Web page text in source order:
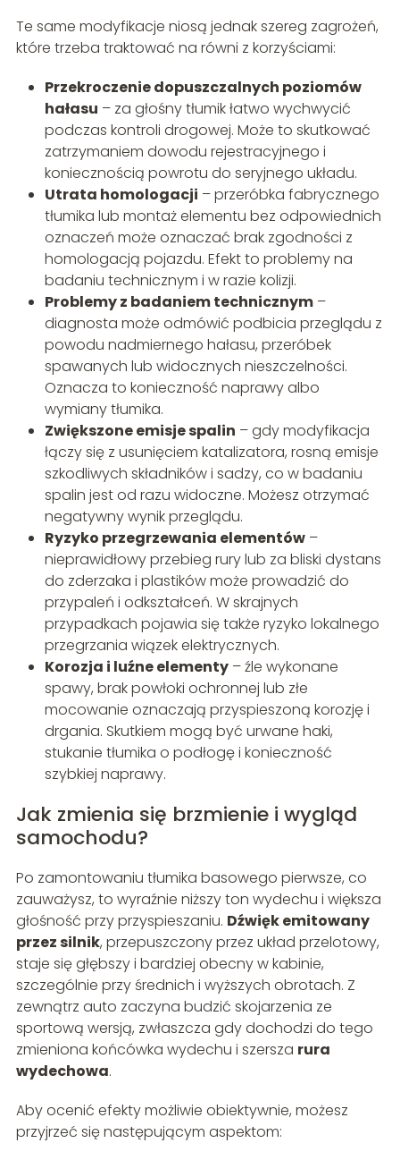
Te same modyfikacje niosą jednak szereg zagrożeń,
które trzeba traktować na równi z korzyściami:
Przekroczenie dopuszczalnych poziomów
hałasu – za głośny tłumik łatwo wychwycić
podczas kontroli drogowej. Może to skutkować
zatrzymaniem dowodu rejestracyjnego i
koniecznością powrotu do seryjnego układu.
Utrata homologacji – przeróbka fabrycznego
tłumika lub montaż elementu bez odpowiednich
oznaczeń może oznaczać brak zgodności z
homologacją pojazdu. Efekt to problemy na
badaniu technicznym i w razie kolizji.
Problemy z badaniem technicznym–
diagnosta może odmówić podbicia przeglądu z
powodu nadmiernego hałasu, przeróbek
spawanych lub widocznych nieszczelności.
Oznacza to konieczność naprawy albo
wymiany tłumika.
Zwiększone emisje spalin – gdy modyfikacja
łączy się z usunięciem katalizatora, rosną emisje
szkodliwych składników i sadzy, co w badaniu
spalin jest od razu widoczne. Możesz otrzymać
negatywny wynik przeglądu.
Ryzyko przegrzewania elementów–
nieprawidłowy przebieg rury lub za bliski dystans
do zderzaka i plastików może prowadzić do
przypaleń i odkształceń. W skrajnych
przypadkach pojawia się także ryzyko lokalnego
przegrzania wiązek elektrycznych.
Korozja i luźne elementy– źle wykonane
spawy, brak powłoki ochronnej lub złe
mocowanie oznaczają przyspieszoną korozję i
drgania. Skutkiem mogą być urwane haki,
stukanie tłumika o podłogę i konieczność
szybkiej naprawy.
Jak zmienia się brzmienie i wygląd
samochodu?
Po zamontowaniu tłumika basowego pierwsze, co
zauważysz, to wyraźnie niższy ton wydechu i większa
głośność przy przyspieszaniu. Dźwięk emitowany
przez silnik, przepuszczony przez układ przelotowy,
staje się głębszy i bardziej obecny w kabinie,
szczególnie przy średnich i wyższych obrotach. Z
zewnątrz auto zaczyna budzić skojarzenia ze
sportową wersją, zwłaszcza gdy dochodzi do tego
zmieniona końcówka wydechu i szersza rura
wydechowa.
Aby ocenić efekty możliwie obiektywnie, możesz
przyjrzeć się następującym aspektom: